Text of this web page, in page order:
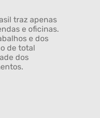
traz apenas
e oficinas.
e dos
de total
dos